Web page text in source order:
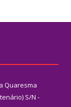
Quaresma
S/N -